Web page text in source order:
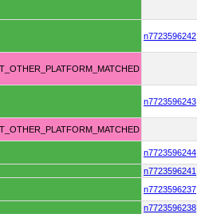
n7723596242
n7723596243
n7723596244
n7723596241
n7723596237
n7723596238